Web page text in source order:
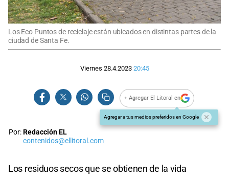
Los Eco Puntos de reciclaje están ubicados en distintas partes de la
ciudad de Santa Fe.
Viernes 28.4.2023 20:45
+ Agregar El Litoral en
Agregar a tus medios preferidos en Google
Por:Redacción EL
contenidos@ellitoral.com
Los residuos secos que se obtienen de la vida